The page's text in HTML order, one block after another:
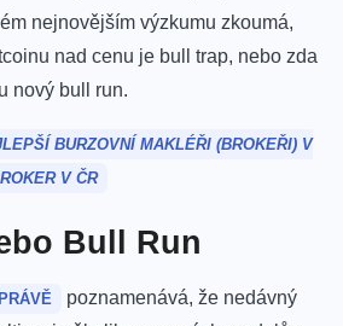
nejnovějším výzkumu zkoumá,
nad cenu je bull trap, nebo zda
nový bull run.
BURZOVNÍ MAKLÉŘI (BROKEŘI) V
V ČR
Bull Run
poznamenává, že nedávný